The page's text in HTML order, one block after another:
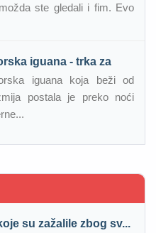
ste gledali i fim. Evo
iguana - trka za
iguana koja beži od
postala je preko noći
su zažalile zbog sv...